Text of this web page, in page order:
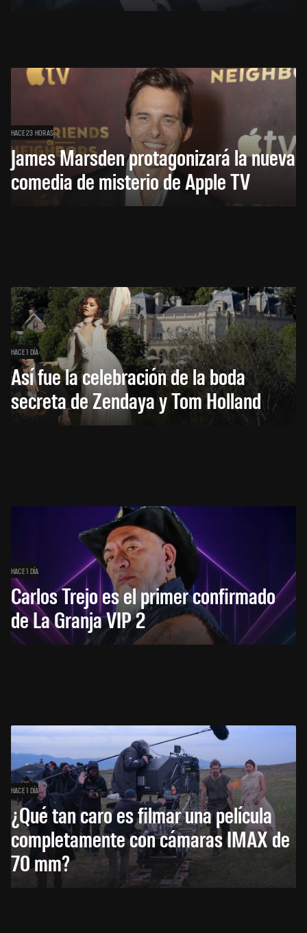
HACE 23 HORAS
James Marsden protagonizará la nueva
comedia de misterio de Apple TV
HACE 1 DÍA
Así fue la celebración de la boda
secreta de Zendaya y Tom Holland
HACE 1 DÍA
Carlos Trejo es el primer confirmado
de La Granja VIP 2
HACE 1 DÍA
¿Qué tan caro es filmar una película
completamente con cámaras IMAX de
70 mm?